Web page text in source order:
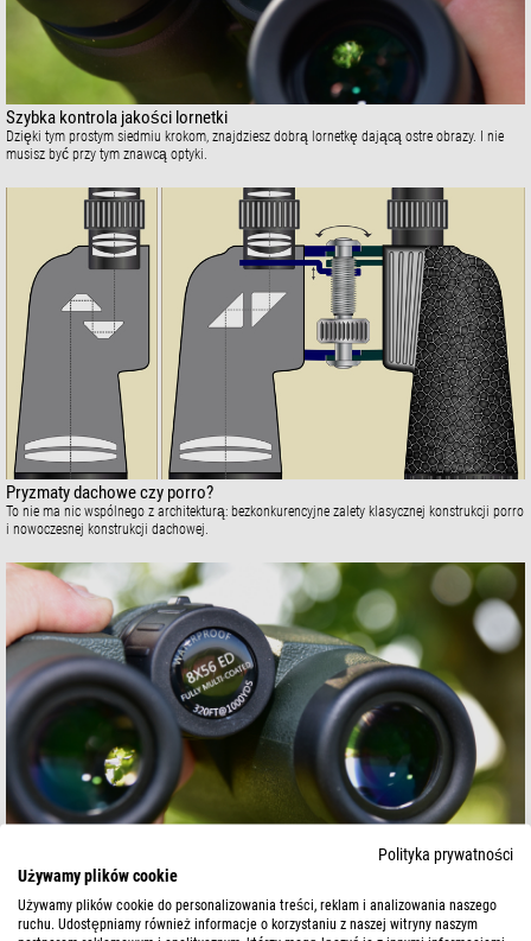
Szybka kontrola jakości lornetki
Dzięki tym prostym siedmiu krokom, znajdziesz dobrą lornetkę dającą ostre obrazy. I nie
musisz być przy tym znawcą optyki.
Pryzmaty dachowe czy porro?
To nie ma nic wspólnego z architekturą: bezkonkurencyjne zalety klasycznej konstrukcji porro
i nowoczesnej konstrukcji dachowej.
Powiększenie x apertura
Jak rozpoznać aperturę i powiększenie lornetki? I co mówią nam liczby?
Polityka prywatności
Używamy plików cookie
Używamy plików cookie do personalizowania treści, reklam i analizowania naszego
ruchu. Udostępniamy również informacje o korzystaniu z naszej witryny naszym